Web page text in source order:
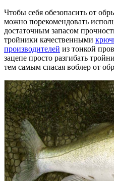
Чтобы себя обезопасить от
можно порекомендовать
достаточным запасом
тройники качественными
производителей из тонкой
зацепе просто разгибать
тем самым спасая воблер от